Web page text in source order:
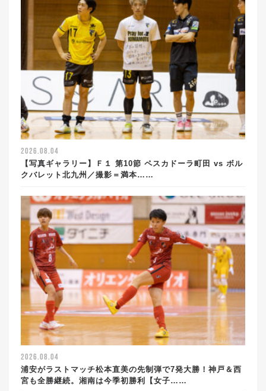
2026.08.04
【写真ギャラリー】Ｆ１ 第10節 ペスカドーラ町田 vs ボル
クバレット北九州／撮影＝満本……
2026.08.04
浦安がラストマッチ松本直美の先制弾で7発大勝！神戸＆西
宮も全勝継続。湘南は今季初勝利【女子……